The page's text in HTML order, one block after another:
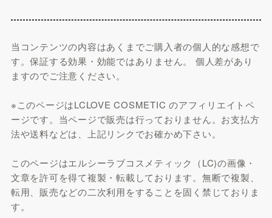
当コンテンツの内容はあくまでご購入者の個人的な感想で
す。保証する効果・効能ではありません。 個人差があり
ますのでご注意ください。
※このページはLCLOVE COSMETIC のアフィリエイトペ
ージです。当ページで販売は行っておりません。お支払方
法や送料などは、上記リンクでお確かめ下さい。
このページはエルシーラブコスメティック（LC)の画像・
文章を許可を得て複製・転載しております。無断で複製、
転用、販売などの二次利用をすることを固く禁じておりま
す。